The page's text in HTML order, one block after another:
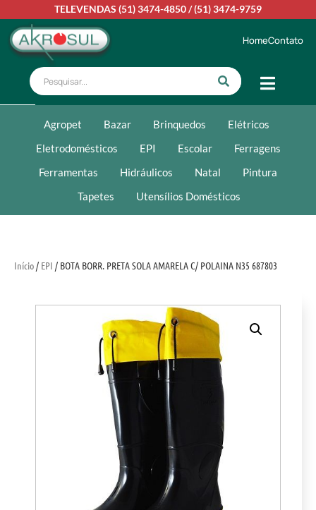
TELEVENDAS (51) 3474-4850/(51) 3474-9759
HomeContato
Agropet Bazar Brinquedos
Elétricos
Eletrodomésticos
EPI Escolar
Ferragens
Ferramentas
Hidráulicos Natal
Pintura
Tapetes
Utensílios Domésticos
Início/ EPI / BOTA BORR. PRETA SOLA AMARELA C/ POLAINA N35 687803